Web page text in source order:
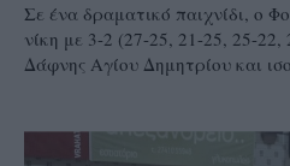
Σε ένα δραματικό παιχνίδι, ο
νίκη με 3-2 (27-25, 21-25, 25-22,
Δάφνης Αγίου Δημητρίου και